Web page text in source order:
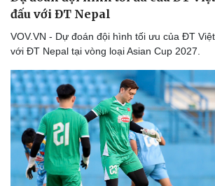
Lịch thi đấu bóng đá
Thế giới thể thao
eSports
Hậu trường
Xe máy
đấu với ĐT Nepal
VOV.VN - Dự đoán đội hình tối ưu của ĐT
với ĐT Nepal tại vòng loại Asian Cup 2027.